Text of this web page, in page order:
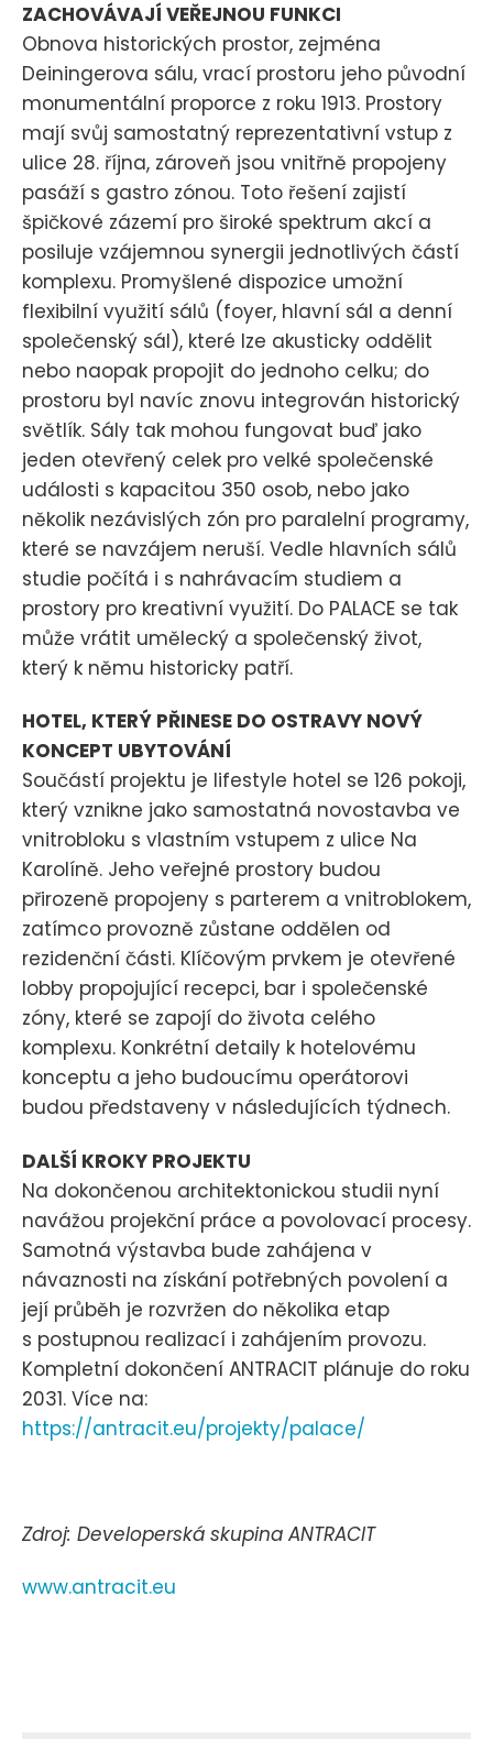
ZACHOVÁVAJÍ VEŘEJNOU FUNKCI
Obnova historických prostor, zejména
Deiningerova sálu, vrací prostoru jeho původní
monumentální proporce z roku 1913. Prostory
mají svůj samostatný reprezentativní vstup z
ulice 28. října, zároveň jsou vnitřně propojeny
pasáží s gastro zónou. Toto řešení zajistí
špičkové zázemí pro široké spektrum akcí a
posiluje vzájemnou synergii jednotlivých částí
komplexu. Promyšlené dispozice umožní
flexibilní využití sálů (foyer, hlavní sál a denní
společenský sál), které lze akusticky oddělit
nebo naopak propojit do jednoho celku; do
prostoru byl navíc znovu integrován historický
světlík. Sály tak mohou fungovat buď jako
jeden otevřený celek pro velké společenské
události s kapacitou 350 osob, nebo jako
několik nezávislých zón pro paralelní programy,
které se navzájem neruší. Vedle hlavních sálů
studie počítá i s nahrávacím studiem a
prostory pro kreativní využití. Do PALACE se tak
může vrátit umělecký a společenský život,
který k němu historicky patří.
HOTEL, KTERÝ PŘINESE DO OSTRAVY NOVÝ
KONCEPT UBYTOVÁNÍ
Součástí projektu je lifestyle hotel se 126 pokoji,
který vznikne jako samostatná novostavba ve
vnitrobloku s vlastním vstupem z ulice Na
Karolíně. Jeho veřejné prostory budou
přirozeně propojeny s parterem a vnitroblokem,
zatímco provozně zůstane oddělen od
rezidenční části. Klíčovým prvkem je otevřené
lobby propojující recepci, bar i společenské
zóny, které se zapojí do života celého
komplexu. Konkrétní detaily k hotelovému
konceptu a jeho budoucímu operátorovi
budou představeny v následujících týdnech.
DALŠÍ KROKY PROJEKTU
Na dokončenou architektonickou studii nyní
navážou projekční práce a povolovací procesy.
Samotná výstavba bude zahájena v
návaznosti na získání potřebných povolení a
její průběh je rozvržen do několika etap
s postupnou realizací i zahájením provozu.
Kompletní dokončení ANTRACIT plánuje do roku
2031. Více na:
https://antracit.eu/projekty/palace/
Zdroj: Developerská skupina ANTRACIT
www.antracit.eu